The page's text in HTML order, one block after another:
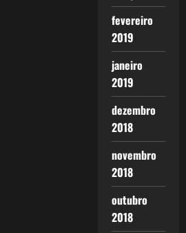
fevereiro
2019
janeiro
2019
dezembro
2018
novembro
2018
outubro
2018